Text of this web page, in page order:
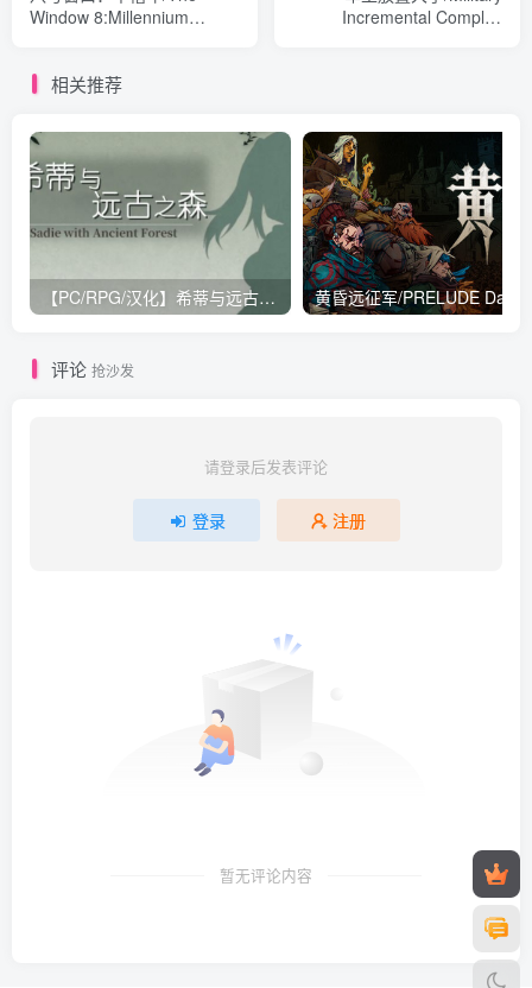
Window 8:Millennium
Incremental Complex
相关推荐
【PC/RPG/汉化】希蒂与远古之森 V2.05 汉化版【1.7G】
评论 抢沙发
请登录后发表评论
登录 注册
暂无评论内容